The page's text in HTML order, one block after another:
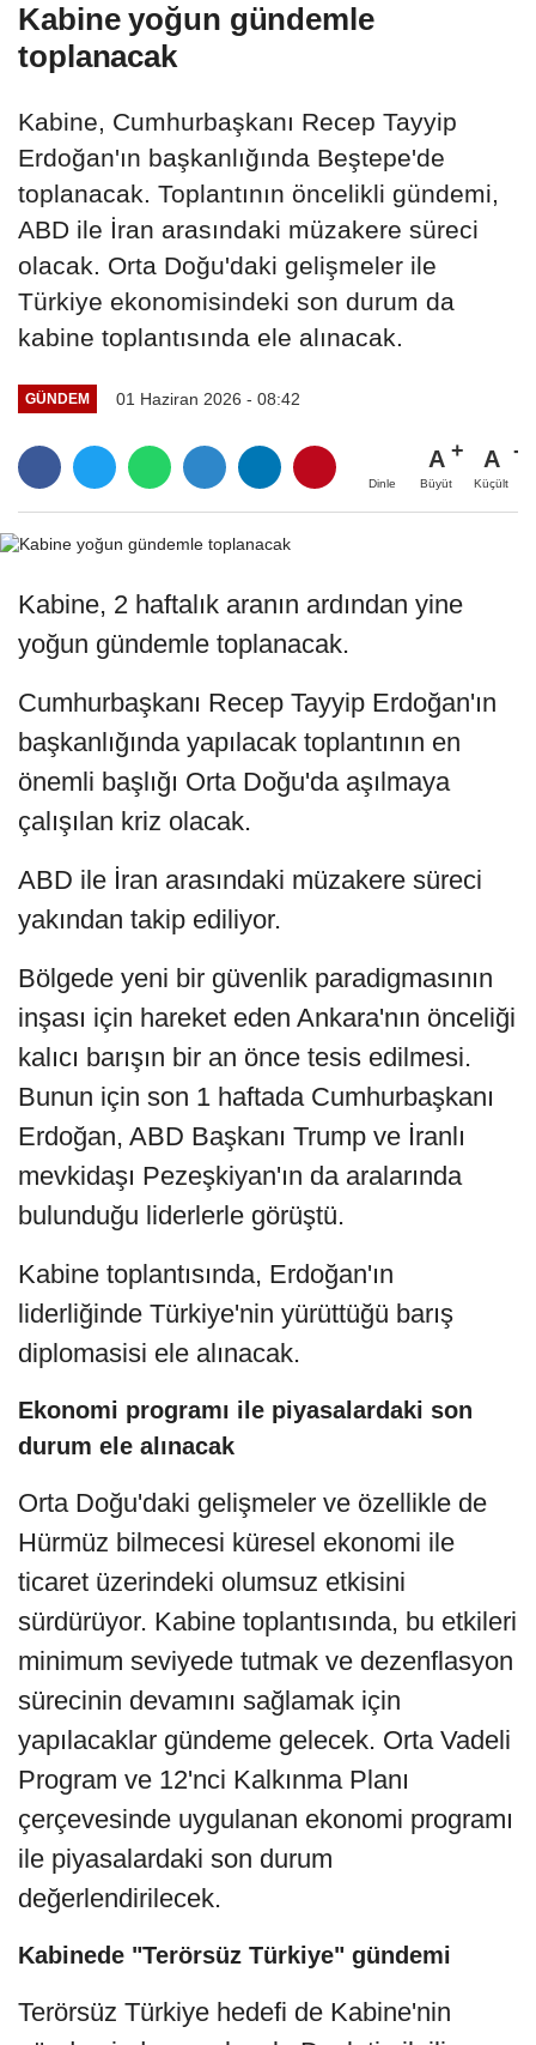
Kabine yoğun gündemle
toplanacak
Kabine, Cumhurbaşkanı Recep Tayyip
Erdoğan'ın başkanlığında Beştepe'de
toplanacak. Toplantının öncelikli gündemi,
ABD ile İran arasındaki müzakere süreci
olacak. Orta Doğu'daki gelişmeler ile
Türkiye ekonomisindeki son durum da
kabine toplantısında ele alınacak.
GÜNDEM 01 Haziran 2026 - 08:42
Dinle
A
Büyüt
A
Küçült
Kabine, 2 haftalık aranın ardından yine
yoğun gündemle toplanacak.
Cumhurbaşkanı Recep Tayyip Erdoğan'ın
başkanlığında yapılacak toplantının en
önemli başlığı Orta Doğu'da aşılmaya
çalışılan kriz olacak.
ABD ile İran arasındaki müzakere süreci
yakından takip ediliyor.
Bölgede yeni bir güvenlik paradigmasının
inşası için hareket eden Ankara'nın önceliği
kalıcı barışın bir an önce tesis edilmesi.
Bunun için son 1 haftada Cumhurbaşkanı
Erdoğan, ABD Başkanı Trump ve İranlı
mevkidaşı Pezeşkiyan'ın da aralarında
bulunduğu liderlerle görüştü.
Kabine toplantısında, Erdoğan'ın
liderliğinde Türkiye'nin yürüttüğü barış
diplomasisi ele alınacak.
Ekonomi programı ile piyasalardaki son
durum ele alınacak
Orta Doğu'daki gelişmeler ve özellikle de
Hürmüz bilmecesi küresel ekonomi ile
ticaret üzerindeki olumsuz etkisini
sürdürüyor. Kabine toplantısında, bu etkileri
minimum seviyede tutmak ve dezenflasyon
sürecinin devamını sağlamak için
yapılacaklar gündeme gelecek. Orta Vadeli
Program ve 12'nci Kalkınma Planı
çerçevesinde uygulanan ekonomi programı
ile piyasalardaki son durum
değerlendirilecek.
Kabinede "Terörsüz Türkiye" gündemi
Terörsüz Türkiye hedefi de Kabine'nin